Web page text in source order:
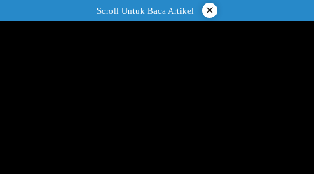
ke
Scroll Untuk Baca Artikel ×